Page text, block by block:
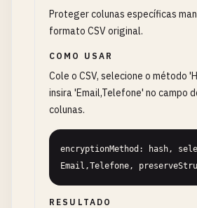
Proteger colunas específicas
formato CSV original.
COMO USAR
Cole o CSV, selecione o método
insira 'Email,Telefone' no campo
colunas.
encryptionMethod: hash,
Email,Telefone,
RESULTADO